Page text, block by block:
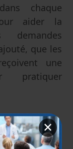
chaque
aider la
que les
une
pratiquer
euthanasie ,
✕